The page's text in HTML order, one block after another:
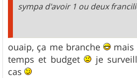
sympa d'avoir 1 ou deux
ouaip, ça me branche
mais
temps et budget
je
cas